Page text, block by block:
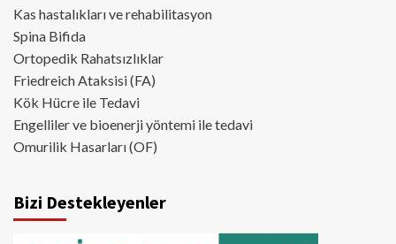
Kas hastalıkları ve rehabilitasyon
Spina Bifida
Ortopedik Rahatsızlıklar
Friedreich Ataksisi (FA)
Kök Hücre ile Tedavi
Engelliler ve bioenerji yöntemi ile tedavi
Omurilik Hasarları (OF)
Bizi Destekleyenler